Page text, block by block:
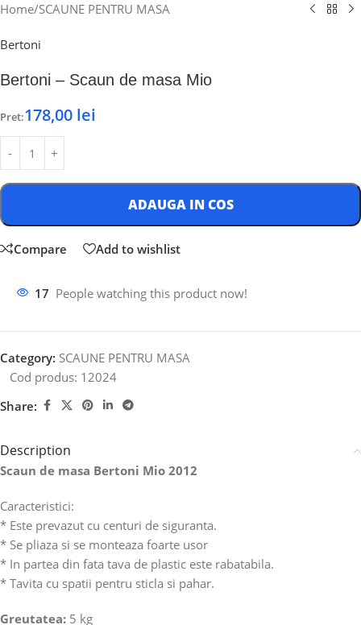
Home/SCAUNE PENTRU MASA
Bertoni
Bertoni – Scaun de masa Mio
Pret:178,00 lei
ADAUGA IN COS
Compare Add to wishlist
17 People watching this product now!
Category: SCAUNE PENTRU MASA
Cod produs: 12024
Share:
Description
Scaun de masa Bertoni Mio 2012
Caracteristici:
* Este prevazut cu centuri de siguranta.
* Se pliaza si se monteaza foarte usor
* In partea din fata tava de plastic este rabatabila.
* Tavita cu spatii pentru sticla si pahar.
Greutatea: 5 kg